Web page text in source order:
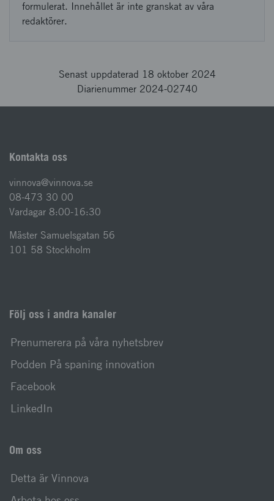
formulerat. Innehållet är inte granskat av våra
redaktörer.
Senast uppdaterad 18 oktober 2024
Diarienummer 2024-02740
Kontakta oss
vinnova@vinnova.se
08-473 30 00
Vardagar 8:00-16:30
Mäster Samuelsgatan 56
101 58 Stockholm
Följ oss i andra kanaler
Prenumerera på våra nyhetsbrev
Podden På spaning innovation
Facebook
LinkedIn
Om oss
Detta är Vinnova